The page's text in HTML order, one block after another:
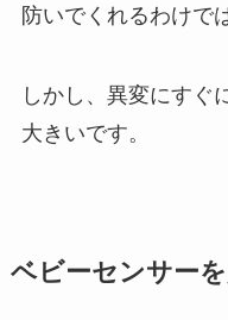
防いでくれるわけで
しかし、異変にすぐ
大きいです。
ベビーセンサー